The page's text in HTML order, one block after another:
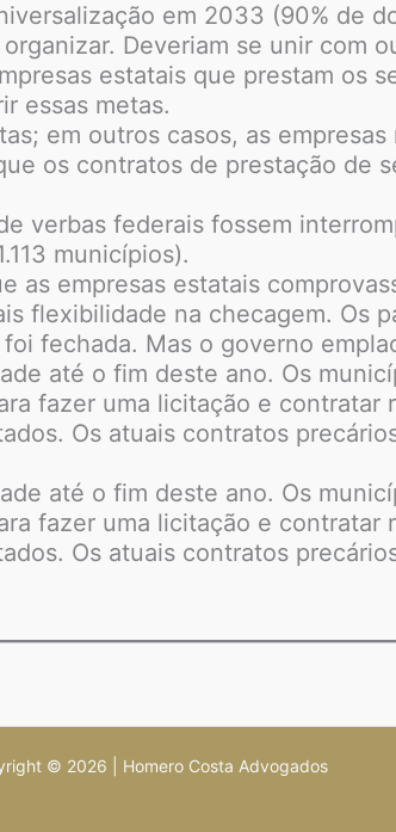
em 2033 (90% de
Deveriam se unir com
estatais que prestam os
essas metas.
em outros casos, as
os contratos de prestação de
verbas federais fossem
municípios).
as empresas estatais
flexibilidade na checagem. Os
fechada. Mas o governo
até o fim deste ano. Os
fazer uma licitação e
Os atuais contratos
até o fim deste ano. Os
fazer uma licitação e
Os atuais contratos
© 2026 | Homero Costa Advogados